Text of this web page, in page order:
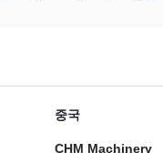
중국
CHM Machinery